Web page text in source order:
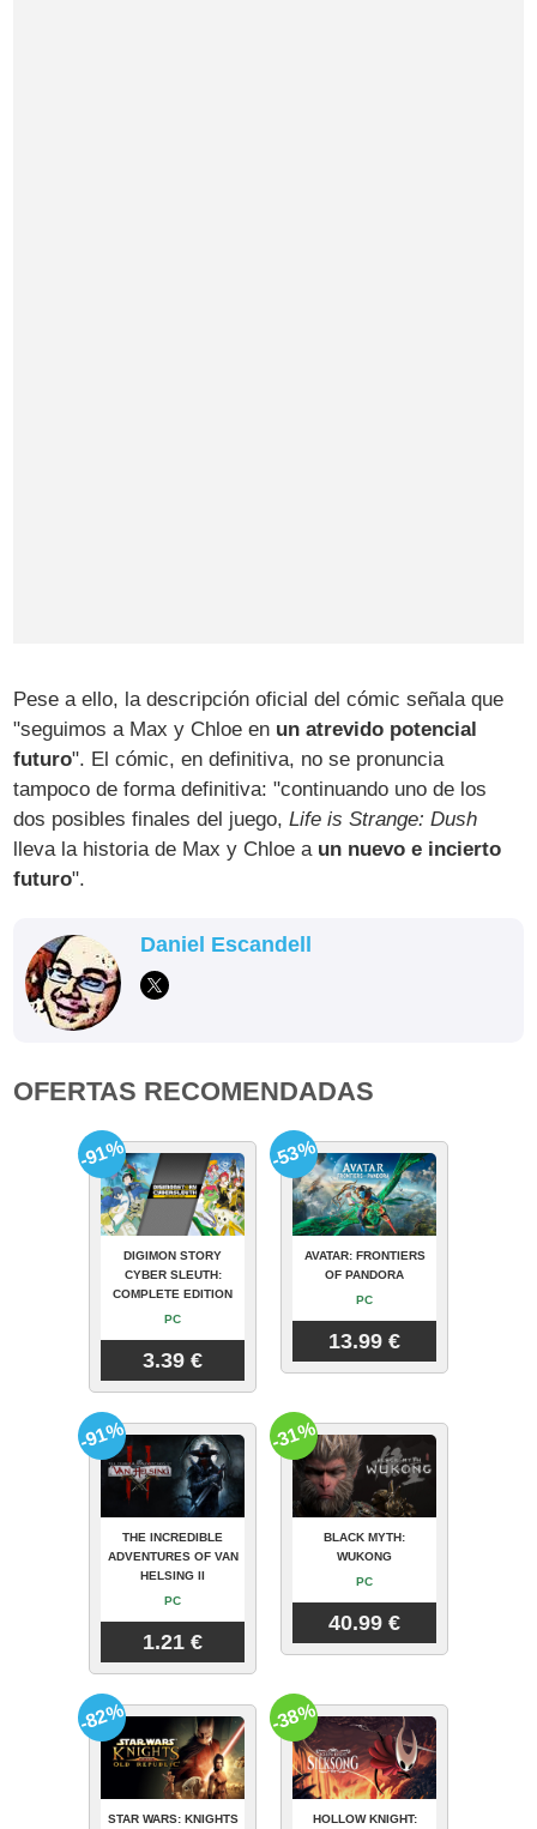
Pese a ello, la descripción oficial del cómic señala que
"seguimos a Max y Chloe en un atrevido potencial
futuro". El cómic, en definitiva, no se pronuncia
tampoco de forma definitiva: "continuando uno de los
dos posibles finales del juego,Life is Strange: Dush
lleva la historia de Max y Chloe a un nuevo e incierto
futuro".
Daniel Escandell
OFERTAS RECOMENDADAS
DIGIMON STORY
CYBER SLEUTH:
COMPLETE EDITION
PC
3.39 €
-91%
AVATAR: FRONTIERS
OF PANDORA
PC
13.99 €
-53%
THE INCREDIBLE
ADVENTURES OF VAN
HELSING II
PC
1.21 €
-91%
BLACK MYTH:
WUKONG
PC
40.99 €
-31%
STAR WARS: KNIGHTS
-82%
HOLLOW KNIGHT:
-38%